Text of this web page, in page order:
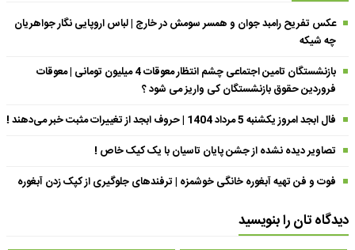
عکس تفریح رامبد جوان و همسر سومش در خارج | لباس اروپایی نگار جواهریان
چه شیکه
بازنشستگان تامین اجتماعی چشم انتظار معوقات 4 میلیون تومانی | معوقات
فروردین حقوق بازنشستگان کی واریز می شود ؟
فال ابجد امروز یکشنبه 5 مرداد 1404 | حروف ابجد از تغییرات مثبت خبر می‌دهند !
تصاویر دیده نشده از جشن پایان تاسیان با یک کیک خاص !
فوت و فن تهیه آبغوره خانگی خوشمزه | ترفندهای جلوگیری از کپک زدن آبغوره
دیدگاه تان را بنویسید